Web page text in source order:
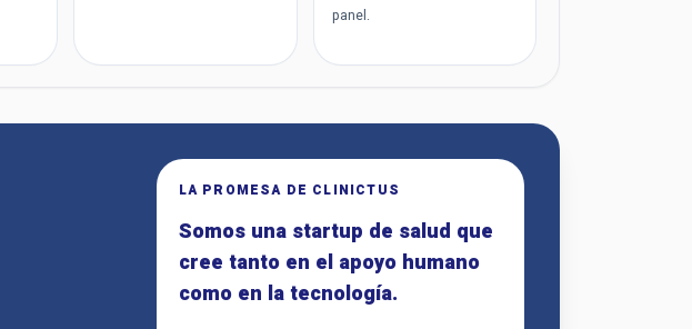
panel.
LA PROMESA DE CLINICTUS
Somos una startup de salud que
cree tanto en el apoyo humano
como en la tecnología.